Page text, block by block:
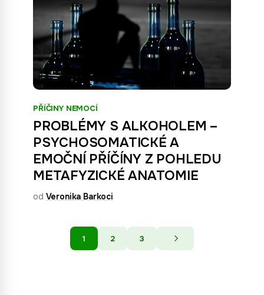
PŘÍČINY NEMOCÍ
PROBLÉMY S ALKOHOLEM –
PSYCHOSOMATICKÉ A
EMOČNÍ PŘÍČÍNY Z POHLEDU
METAFYZICKÉ ANATOMIE
od Veronika Barkoci
1 2 3